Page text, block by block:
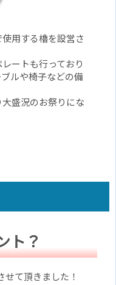
用する櫓を設営さ
ートも行っており
ルや椅子などの備
盛況のお祭りにな
ト？
て頂きました！